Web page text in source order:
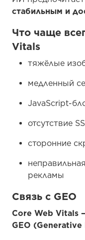
стабильным и
Что чаще
Vitals
тяжёлые
медленный
JavaScript-
отсутствие
сторонние
рекламы
Связь с GEO
Core Web Vitals
GEO